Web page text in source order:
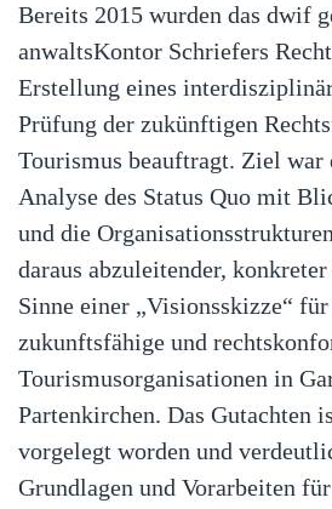
Bereits 2015 wurden das dwif
anwaltsKontor Schriefers
Erstellung eines
Prüfung der zukünftigen
Tourismus beauftragt. Ziel war
Analyse des Status Quo mit
und die
daraus abzuleitender,
Sinne einer „Visionsskizze“
zukunftsfähige und
Tourismusorganisationen in
Partenkirchen. Das Gutachten
vorgelegt worden und
Grundlagen und Vorarbeiten